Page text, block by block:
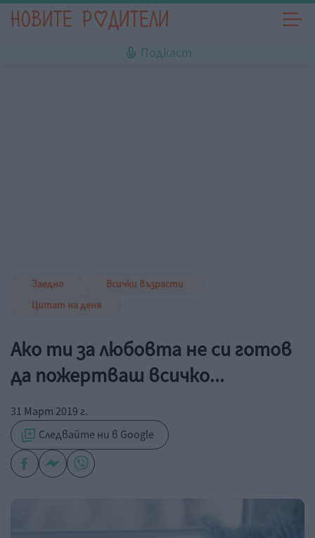
Подкаст
Заедно
Всички възрасти
Цитат на деня
Ако ти за любовта не си готов
да пожертваш всичко...
31 Март 2019 г.
Следвайте ни в Google